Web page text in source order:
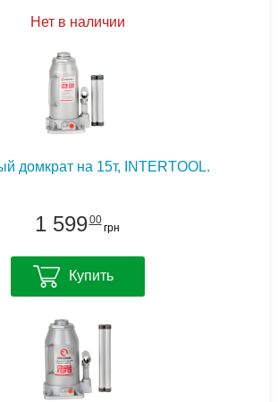
Нет в наличии
домкрат на 15т, INTERTOOL.
1 59900
грн
Купить